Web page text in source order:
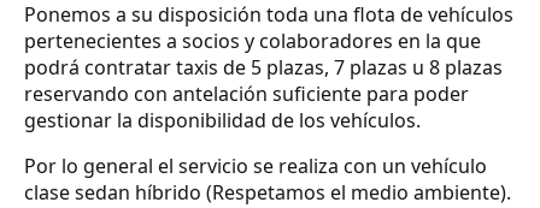
Ponemos a su disposición toda una flota de vehículos
pertenecientes a socios y colaboradores en la que
podrá contratar taxis de 5 plazas, 7 plazas u 8 plazas
reservando con antelación suficiente para poder
gestionar la disponibilidad de los vehículos.
Por lo general el servicio se realiza con un vehículo
clase sedan híbrido (Respetamos el medio ambiente).